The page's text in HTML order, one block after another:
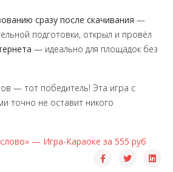
сразу после скачивания —
подготовки, открыл и провёл
— идеально для площадок без
— тот победитель! Эта игра с
точно не оставит никого
— Игра-Караоке за 555 руб